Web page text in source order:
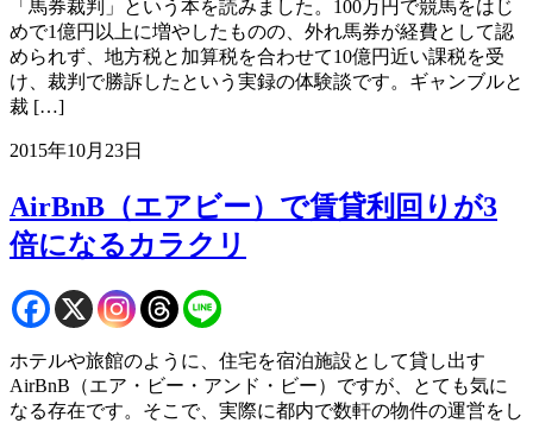
「馬券裁判」という本を読みました。100万円で競馬をはじ
めで1億円以上に増やしたものの、外れ馬券が経費として認
められず、地方税と加算税を合わせて10億円近い課税を受
け、裁判で勝訴したという実録の体験談です。ギャンブルと
裁 […]
2015年10月23日
AirBnB（エアビー）で賃貸利回りが3
倍になるカラクリ
ホテルや旅館のように、住宅を宿泊施設として貸し出す
AirBnB（エア・ビー・アンド・ビー）ですが、とても気に
なる存在です。そこで、実際に都内で数軒の物件の運営をし